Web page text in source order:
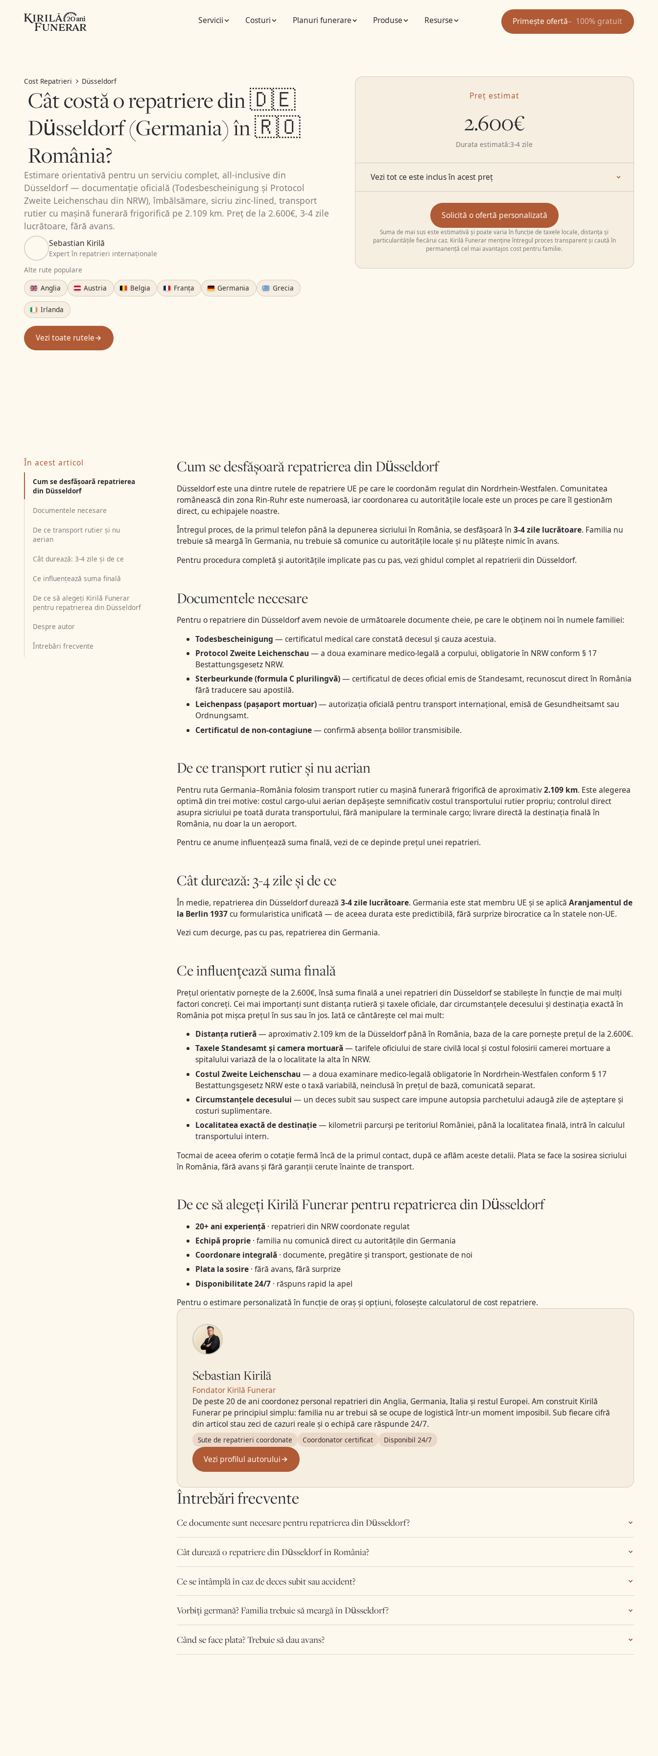
Servicii Costuri Planuri funerare Produse Resurse Primește ofertă 100% gratuit
Cost Repatrieri Düsseldorf
Cât costă o repatriere din 🇩🇪
Düsseldorf (Germania) în 🇷🇴
România?
Estimare orientativă pentru un serviciu complet, all-inclusive din
Düsseldorf — documentație oficială (Todesbescheinigung și Protocol
Zweite Leichenschau din NRW), îmbălsămare, sicriu zinc-lined, transport
rutier cu mașină funerară frigorifică pe 2.109 km. Preț de la 2.600€, 3-4 zile
lucrătoare, fără avans.
Sebastian Kirilă
Expert în repatrieri internaționale
Alte rute populare
Anglia
Austria Belgia Franța Germania Grecia
Irlanda
Vezi toate rutele
Preț estimat
2.600€
Durata estimată:3-4 zile
Vezi tot ce este inclus în acest preț
Solicită o ofertă personalizată
Suma de mai sus este estimativă și poate varia în funcție de taxele locale, distanța și
particularitățile fiecărui caz. Kirilă Funerar menține întregul proces transparent și caută în
permanență cel mai avantajos cost pentru familie.
În acest articol
Cum se desfășoară repatrierea
din Düsseldorf
Documentele necesare
De ce transport rutier și nu
aerian
Cât durează: 3-4 zile și de ce
Ce influențează suma finală
De ce să alegeți Kirilă Funerar
pentru repatrierea din Düsseldorf
Despre autor
Întrebări frecvente
Cum se desfășoară repatrierea din Düsseldorf
Düsseldorf este una dintre rutele de repatriere UE pe care le coordonăm regulat din Nordrhein-Westfalen. Comunitatea
românească din zona Rin-Ruhr este numeroasă, iar coordonarea cu autoritățile locale este un proces pe care îl gestionăm
direct, cu echipajele noastre.
Întregul proces, de la primul telefon până la depunerea sicriului în România, se desfășoară în 3-4 zile lucrătoare. Familia nu
trebuie să meargă în Germania, nu trebuie să comunice cu autoritățile locale și nu plătește nimic în avans.
Pentru procedura completă și autoritățile implicate pas cu pas, vezi ghidul complet al repatrierii din Düsseldorf.
Documentele necesare
Pentru o repatriere din Düsseldorf avem nevoie de următoarele documente cheie, pe care le obținem noi în numele familiei:
Todesbescheinigung — certificatul medical care constată decesul și cauza acestuia.
Protocol Zweite Leichenschau — a doua examinare medico-legală a corpului, obligatorie în NRW conform § 17
Bestattungsgesetz NRW.
Sterbeurkunde (formula C plurilingvă)— certificatul de deces oficial emis de Standesamt, recunoscut direct în România
fără traducere sau apostilă.
Leichenpass (pașaport mortuar)— autorizația oficială pentru transport internațional, emisă de Gesundheitsamt sau
Ordnungsamt.
Certificatul de non-contagiune— confirmă absența bolilor transmisibile.
De ce transport rutier și nu aerian
Pentru ruta Germania–România folosim transport rutier cu mașină funerară frigorifică de aproximativ2.109 km. Este alegerea
optimă din trei motive: costul cargo-ului aerian depășește semnificativ costul transportului rutier propriu; controlul direct
asupra sicriului pe toată durata transportului, fără manipulare la terminale cargo; livrare directă la destinația finală în
România, nu doar la un aeroport.
Pentru ce anume influențează suma finală, vezi de ce depinde prețul unei repatrieri.
Cât durează: 3-4 zile și de ce
În medie, repatrierea din Düsseldorf durează 3-4 zile lucrătoare. Germania este stat membru UE și se aplică Aranjamentul de
la Berlin 1937cu formularistica unificată — de aceea durata este predictibilă, fără surprize birocratice ca în statele non-UE.
Vezi cum decurge, pas cu pas, repatrierea din Germania.
Ce influențează suma finală
Prețul orientativ pornește de la 2.600€, însă suma finală a unei repatrieri din Düsseldorf se stabilește în funcție de mai mulți
factori concreți. Cei mai importanți sunt distanța rutieră și taxele oficiale, dar circumstanțele decesului și destinația exactă în
România pot mișca prețul în sus sau în jos. Iată ce cântărește cel mai mult:
Distanța rutieră— aproximativ 2.109 km de la Düsseldorf până în România, baza de la care pornește prețul de la 2.600€.
Taxele Standesamt și camera mortuară— tarifele oficiului de stare civilă local și costul folosirii camerei mortuare a
spitalului variază de la o localitate la alta în NRW.
Costul Zweite Leichenschau — a doua examinare medico-legală obligatorie în Nordrhein-Westfalen conform § 17
Bestattungsgesetz NRW este o taxă variabilă, neinclusă în prețul de bază, comunicată separat.
Circumstanțele decesului — un deces subit sau suspect care impune autopsia parchetului adaugă zile de așteptare și
costuri suplimentare.
Localitatea exactă de destinație— kilometrii parcurși pe teritoriul României, până la localitatea finală, intră în calculul
transportului intern.
Tocmai de aceea oferim o cotație fermă încă de la primul contact, după ce aflăm aceste detalii. Plata se face la sosirea sicriului
în România, fără avans și fără garanții cerute înainte de transport.
De ce să alegeți Kirilă Funerar pentru repatrierea din Düsseldorf
20+ ani experiență· repatrieri din NRW coordonate regulat
Echipă proprie· familia nu comunică direct cu autoritățile din Germania
Coordonare integrală· documente, pregătire și transport, gestionate de noi
Plata la sosire· fără avans, fără surprize
Disponibilitate 24/7· răspuns rapid la apel
Pentru o estimare personalizată în funcție de oraș și opțiuni, folosește calculatorul de cost repatriere.
Sebastian Kirilă
Fondator Kirilă Funerar
De peste 20 de ani coordonez personal repatrieri din Anglia, Germania, Italia și restul Europei. Am construit Kirilă
Funerar pe principiul simplu: familia nu ar trebui să se ocupe de logistică într-un moment imposibil. Sub fiecare cifră
din articol stau zeci de cazuri reale și o echipă care răspunde 24/7.
Sute de repatrieri coordonate Coordonator certificat Disponibil 24/7
Vezi profilul autorului
Întrebări frecvente
Ce documente sunt necesare pentru repatrierea din Düsseldorf?
Cât durează o repatriere din Düsseldorf în România?
Ce se întâmplă în caz de deces subit sau accident?
Vorbiți germană? Familia trebuie să meargă în Düsseldorf?
Când se face plata? Trebuie să dau avans?